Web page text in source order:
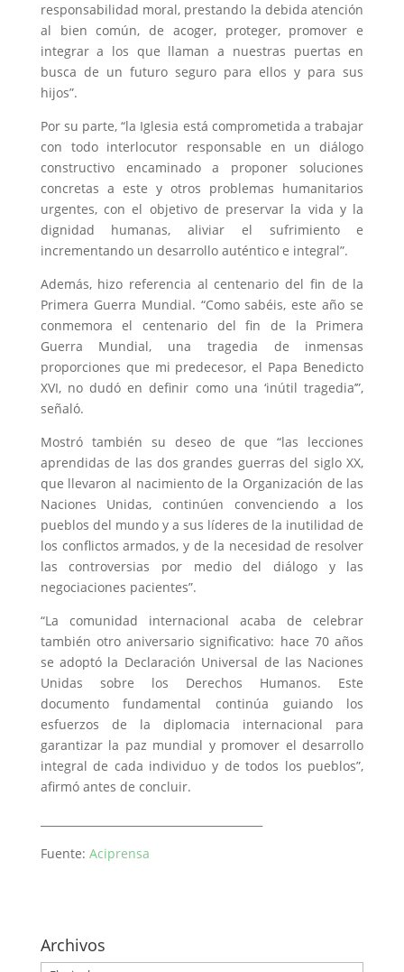
responsabilidad moral, prestando la debida atención
al bien común, de acoger, proteger, promover e
integrar a los que llaman a nuestras puertas en
busca de un futuro seguro para ellos y para sus
hijos”.
Por su parte, “la Iglesia está comprometida a trabajar
con todo interlocutor responsable en un diálogo
constructivo encaminado a proponer soluciones
concretas a este y otros problemas humanitarios
urgentes, con el objetivo de preservar la vida y la
dignidad humanas, aliviar el sufrimiento e
incrementando un desarrollo auténtico e integral”.
Además, hizo referencia al centenario del fin de la
Primera Guerra Mundial. “Como sabéis, este año se
conmemora el centenario del fin de la Primera
Guerra Mundial, una tragedia de inmensas
proporciones que mi predecesor, el Papa Benedicto
XVI, no dudó en definir como una ‘inútil tragedia’”,
señaló.
Mostró también su deseo de que “las lecciones
aprendidas de las dos grandes guerras del siglo XX,
que llevaron al nacimiento de la Organización de las
Naciones Unidas, continúen convenciendo a los
pueblos del mundo y a sus líderes de la inutilidad de
los conflictos armados, y de la necesidad de resolver
las controversias por medio del diálogo y las
negociaciones pacientes”.
“La comunidad internacional acaba de celebrar
también otro aniversario significativo: hace 70 años
se adoptó la Declaración Universal de las Naciones
Unidas sobre los Derechos Humanos. Este
documento fundamental continúa guiando los
esfuerzos de la diplomacia internacional para
garantizar la paz mundial y promover el desarrollo
integral de cada individuo y de todos los pueblos”,
afirmó antes de concluir.
Fuente: Aciprensa
Archivos